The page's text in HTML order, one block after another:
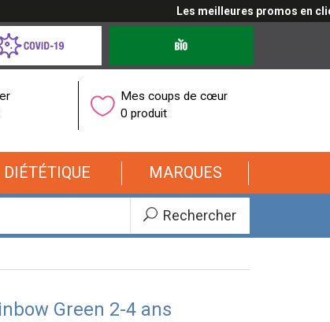
Les meilleures promos en
Mes coups de cœur
0 produit
DIÉTÉTIQUE MARQUES
Rechercher
Green 2-4 ans